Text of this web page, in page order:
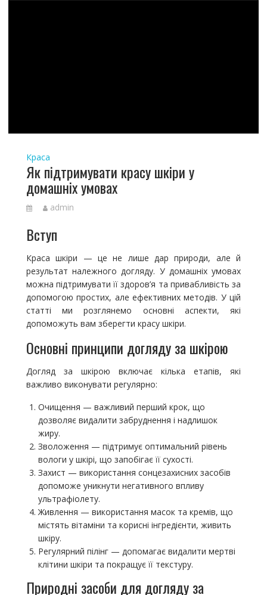
Краса
Як підтримувати красу шкіри у
домашніх умовах
admin
Вступ
Краса шкіри — це не лише дар природи, але й
результат належного догляду. У домашніх умовах
можна підтримувати її здоров’я та привабливість за
допомогою простих, але ефективних методів. У цій
статті ми розглянемо основні аспекти, які
допоможуть вам зберегти красу шкіри.
Основні принципи догляду за шкірою
Догляд за шкірою включає кілька етапів, які
важливо виконувати регулярно:
Очищення — важливий перший крок, що
дозволяє видалити забруднення і надлишок
жиру.
Зволоження — підтримує оптимальний рівень
вологи у шкірі, що запобігає її сухості.
Захист — використання сонцезахисних засобів
допоможе уникнути негативного впливу
ультрафіолету.
Живлення — використання масок та кремів, що
містять вітаміни та корисні інгредієнти, живить
шкіру.
Регулярний пілінг — допомагає видалити мертві
клітини шкіри та покращує її текстуру.
Природні засоби для догляду за